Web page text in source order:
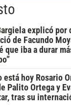
explicó por
de Facundo
que iba a durar
está hoy Rosario
Palito Ortega y
tras su